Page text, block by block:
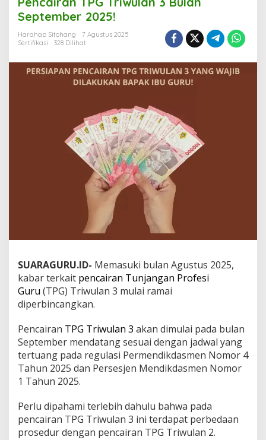
B
G
u
S
d
i
k
!
I
n
i
P
e
s
i
a
a
n
y
a
H
r
u
s
a
k
u
September 2025!
Harahap Sitohang
7 Agustus 2025
Sertifikasi
328 Dilihat
SUARAGURU.ID- Memasuki bulan Agustus 2025,
kabar terkait pencairan Tunjangan Profesi
Guru (TPG) Triwulan 3 mulai ramai
diperbincangkan.
Pencairan TPG Triwulan 3 akan dimulai pada bulan
September mendatang sesuai dengan jadwal yang
tertuang pada regulasi Permendikdasmen Nomor 4
Tahun 2025 dan Persesjen Mendikdasmen Nomor
1 Tahun 2025.
Perlu dipahami terlebih dahulu bahwa pada
pencairan TPG Triwulan 3 ini terdapat perbedaan
prosedur dengan pencairan TPG Triwulan 2.